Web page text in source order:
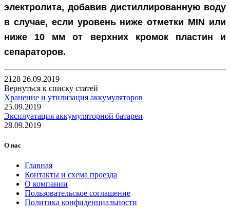
электролита, добавив дистиллированную воду
в случае, если уровень ниже отметки MIN или
ниже 10 мм от верхних кромок пластин и
сепараторов.
2128 26.09.2019
Вернуться к списку статей
Хранение и утилизация аккумуляторов
25.09.2019
Эксплуатация аккумуляторной батареи
28.09.2019
О нас
Главная
Контакты и схема проезда
О компании
Пользовательское соглашение
Политика конфиденциальности